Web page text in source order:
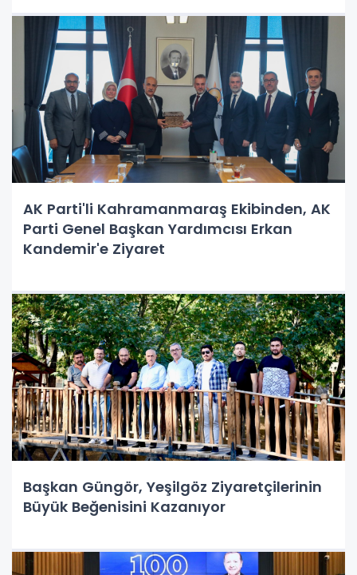
AK Parti'li Kahramanmaraş Ekibinden, AK
Parti Genel Başkan Yardımcısı Erkan
Kandemir'e Ziyaret
Başkan Güngör, Yeşilgöz Ziyaretçilerinin
Büyük Beğenisini Kazanıyor